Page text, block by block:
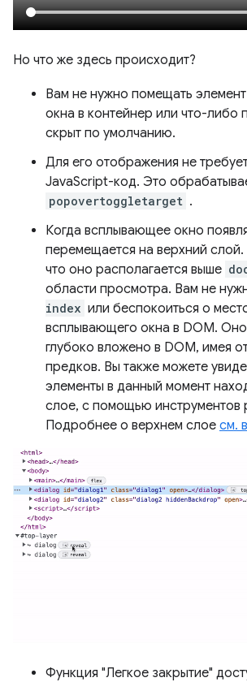
Но что же здесь происходит?
Вам не нужно помещать
окна в контейнер или что-
скрыт по умолчанию.
Для его отображения не
JavaScript-код. Это
popovertoggletarget .
Когда всплывающее окно
перемещается на верхний слой.
что оно располагается выше
области просмотра. Вам не
index или беспокоиться о
всплывающего окна в DOM.
глубоко вложено в DOM, имея
предков. Вы также можете
элементы в данный момент
слое, с помощью инструментов
Подробнее о верхнем слое см.
Функция "Легкое закрытие"